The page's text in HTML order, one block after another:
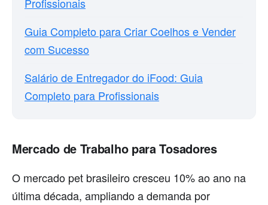
Profissionais
Guia Completo para Criar Coelhos e Vender
com Sucesso
Salário de Entregador do iFood: Guia
Completo para Profissionais
Mercado de Trabalho para Tosadores
O mercado pet brasileiro cresceu 10% ao ano na
última década, ampliando a demanda por